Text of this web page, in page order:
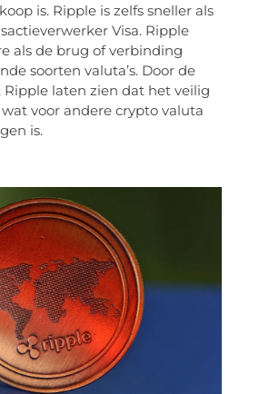
is. Ripple is zelfs sneller als
Visa. Ripple
als de brug of verbinding
soorten valuta’s. Door de
laten zien dat het veilig
voor andere crypto valuta
is.